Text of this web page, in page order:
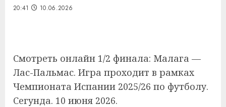
20:41 10.06.2026
Смотреть онлайн 1/2 финала: Малага —
Лас-Пальмас. Игра проходит в рамках
Чемпионата Испании 2025/26 по футболу.
Сегунда. 10 июня 2026.